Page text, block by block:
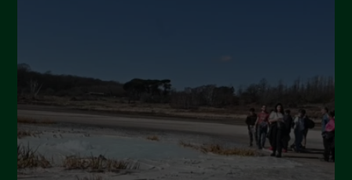
Settembre 2024
Luglio 2024
Maggio 2024
Aprile 2024